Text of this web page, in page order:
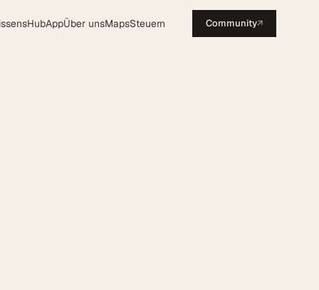
AppÜber unsMapsSteuern Community↗